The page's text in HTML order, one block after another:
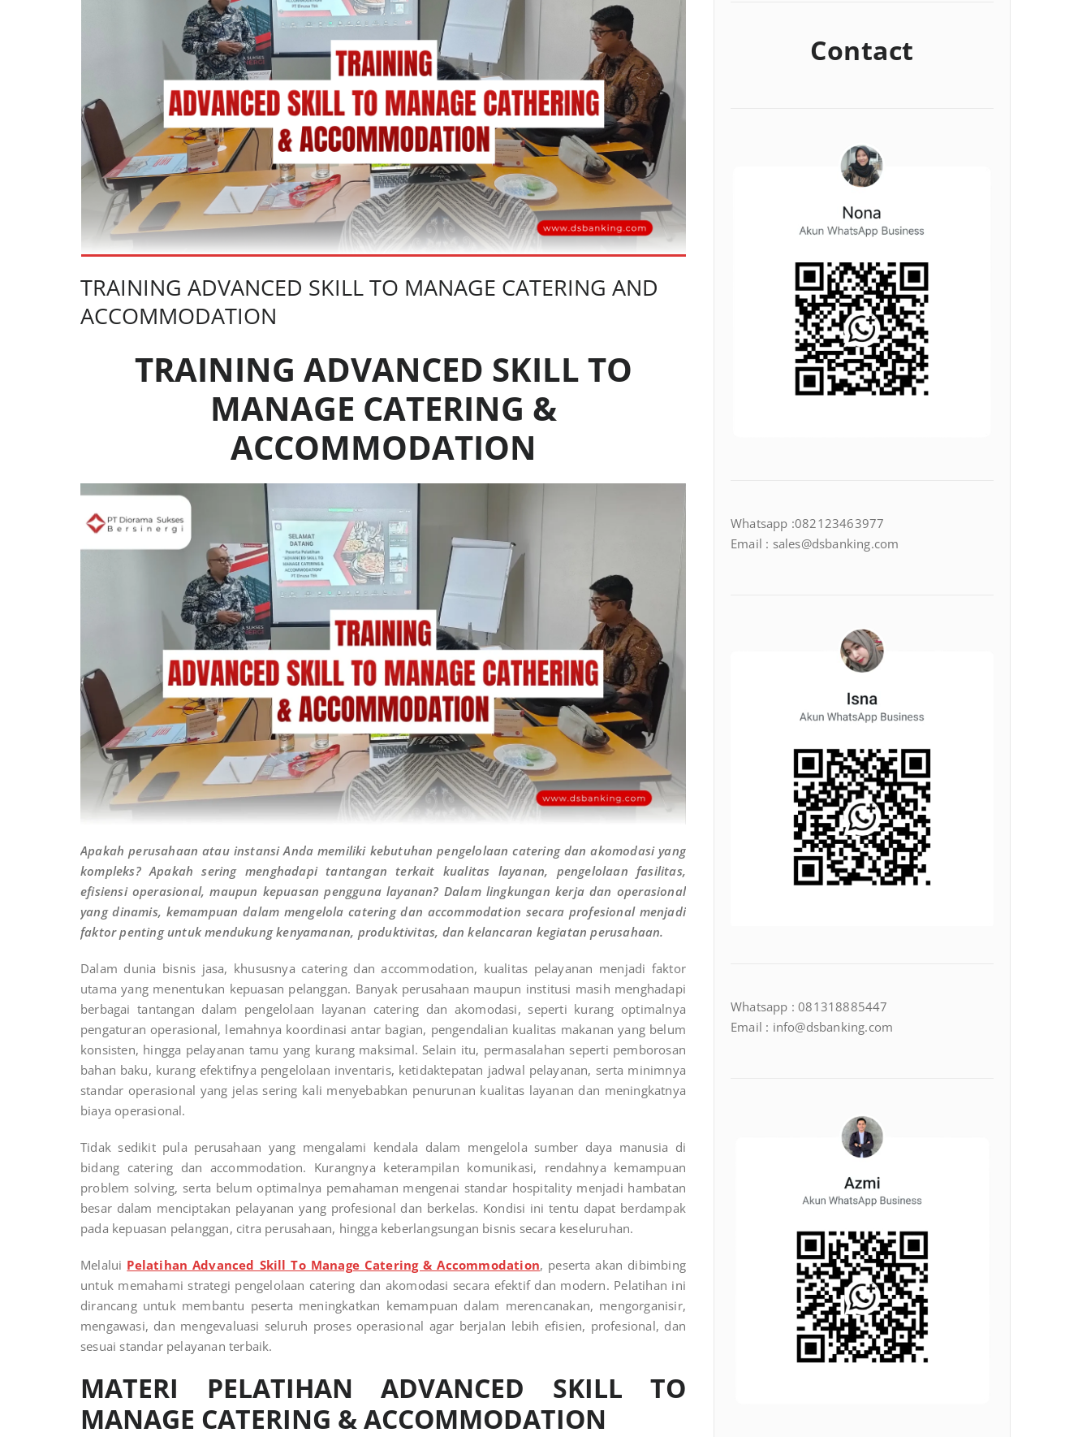
TRAINING ADVANCED SKILL TO MANAGE CATERING AND
ACCOMMODATION
TRAINING ADVANCED SKILL TO
MANAGE CATERING &
ACCOMMODATION
Apakah perusahaan atau instansi Anda memiliki kebutuhan pengelolaan catering dan akomodasi yang
kompleks? Apakah sering menghadapi tantangan terkait kualitas layanan, pengelolaan fasilitas,
efisiensi operasional, maupun kepuasan pengguna layanan? Dalam lingkungan kerja dan operasional
yang dinamis, kemampuan dalam mengelola catering dan accommodation secara profesional menjadi
faktor penting untuk mendukung kenyamanan, produktivitas, dan kelancaran kegiatan perusahaan.
Dalam dunia bisnis jasa, khususnya catering dan accommodation, kualitas pelayanan menjadi faktor
utama yang menentukan kepuasan pelanggan. Banyak perusahaan maupun institusi masih menghadapi
berbagai tantangan dalam pengelolaan layanan catering dan akomodasi, seperti kurang optimalnya
pengaturan operasional, lemahnya koordinasi antar bagian, pengendalian kualitas makanan yang belum
konsisten, hingga pelayanan tamu yang kurang maksimal. Selain itu, permasalahan seperti pemborosan
bahan baku, kurang efektifnya pengelolaan inventaris, ketidaktepatan jadwal pelayanan, serta minimnya
standar operasional yang jelas sering kali menyebabkan penurunan kualitas layanan dan meningkatnya
biaya operasional.
Tidak sedikit pula perusahaan yang mengalami kendala dalam mengelola sumber daya manusia di
bidang catering dan accommodation. Kurangnya keterampilan komunikasi, rendahnya kemampuan
problem solving, serta belum optimalnya pemahaman mengenai standar hospitality menjadi hambatan
besar dalam menciptakan pelayanan yang profesional dan berkelas. Kondisi ini tentu dapat berdampak
pada kepuasan pelanggan, citra perusahaan, hingga keberlangsungan bisnis secara keseluruhan.
Melalui Pelatihan Advanced Skill To Manage Catering & Accommodation, peserta akan dibimbing
untuk memahami strategi pengelolaan catering dan akomodasi secara efektif dan modern. Pelatihan ini
dirancang untuk membantu peserta meningkatkan kemampuan dalam merencanakan, mengorganisir,
mengawasi, dan mengevaluasi seluruh proses operasional agar berjalan lebih efisien, profesional, dan
sesuai standar pelayanan terbaik.
MATERI PELATIHAN ADVANCED SKILL TO
MANAGE CATERING & ACCOMMODATION
Contact
Whatsapp :082123463977
Email : sales@dsbanking.com
Whatsapp : 081318885447
Email : info@dsbanking.com